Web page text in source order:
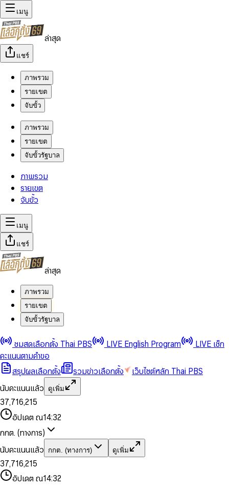
เมนู
ล่าสุด
แชร์
ภาพรวม
รายเขต
จับขั้ว
ภาพรวม
รายเขต
จับขั้วรัฐบาล
ภาพรวม
รายเขต
จับขั้ว
เมนู
แชร์
ล่าสุด
ภาพรวม
รายเขต
จับขั้วรัฐบาล
ชมสดเลือกตั้ง Thai PBS LIVE English Program
LIVE เช็ก
คะแนนตามคำขอ
สรุปผลเลือกตั้ง
รวมข่าวเลือกตั้ง
เว็บไซต์หลัก Thai PBS
นับคะแนนแล้ว
ดูเพิ่ม
0
1
2
3
4
5
6
8
9
0
1
2
3
4
5
6
7
8
9
,
0
1
2
4
6
7
8
9
0
1
2
3
4
5
6
7
8
9
0
1
3
5
6
7
8
9
,
1
2
4
5
7
8
9
0
1
3
4
6
7
8
9
0
2
3
4
5
7
8
อัปเดต ณ14:32
กกต. (ทางการ)
นับคะแนนแล้ว
กกต. (ทางการ) ดูเพิ่ม
0
1
2
3
4
5
0
1
2
4
5
6
7
8
9
,
0
1
2
4
6
7
8
9
0
1
2
3
0
1
3
5
6
7
8
,
1
2
4
0
1
3
0
2
3
4
5
7
อัปเดต ณ14:32